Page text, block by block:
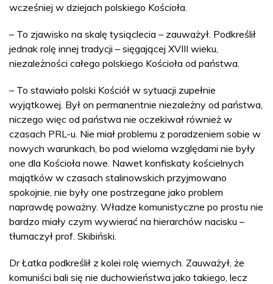
wcześniej w dziejach polskiego Kościoła.
– To zjawisko na skalę tysiąclecia – zauważył. Podkreślił
jednak rolę innej tradycji – sięgającej XVIII wieku,
niezależności całego polskiego Kościoła od państwa.
– To stawiało polski Kościół w sytuacji zupełnie
wyjątkowej. Był on permanentnie niezależny od państwa,
niczego więc od państwa nie oczekiwał również w
czasach PRL-u. Nie miał problemu z poradzeniem sobie w
nowych warunkach, bo pod wieloma względami nie były
one dla Kościoła nowe. Nawet konfiskaty kościelnych
majątków w czasach stalinowskich przyjmowano
spokojnie, nie były one postrzegane jako problem
naprawdę poważny. Władze komunistyczne po prostu nie
bardzo miały czym wywierać na hierarchów nacisku –
tłumaczył prof. Skibiński.
Dr Łatka podkreślił z kolei rolę wiernych. Zauważył, że
komuniści bali się nie duchowieństwa jako takiego, lecz